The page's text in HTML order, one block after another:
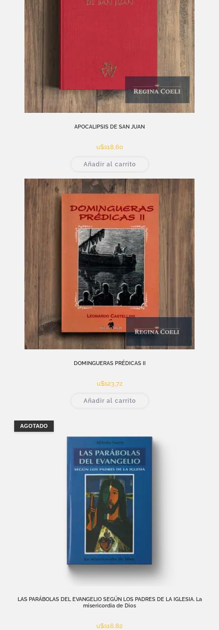
APOCALIPSIS DE SAN JUAN
u$s18,60
Añadir al carrito
DOMINGUERAS PRÉDICAS II
u$s23,72
Añadir al carrito
AGOTADO
LAS PARÁBOLAS DEL EVANGELIO SEGÚN LOS PADRES DE LA IGLESIA. La
misericordia de Dios
u$s16,82